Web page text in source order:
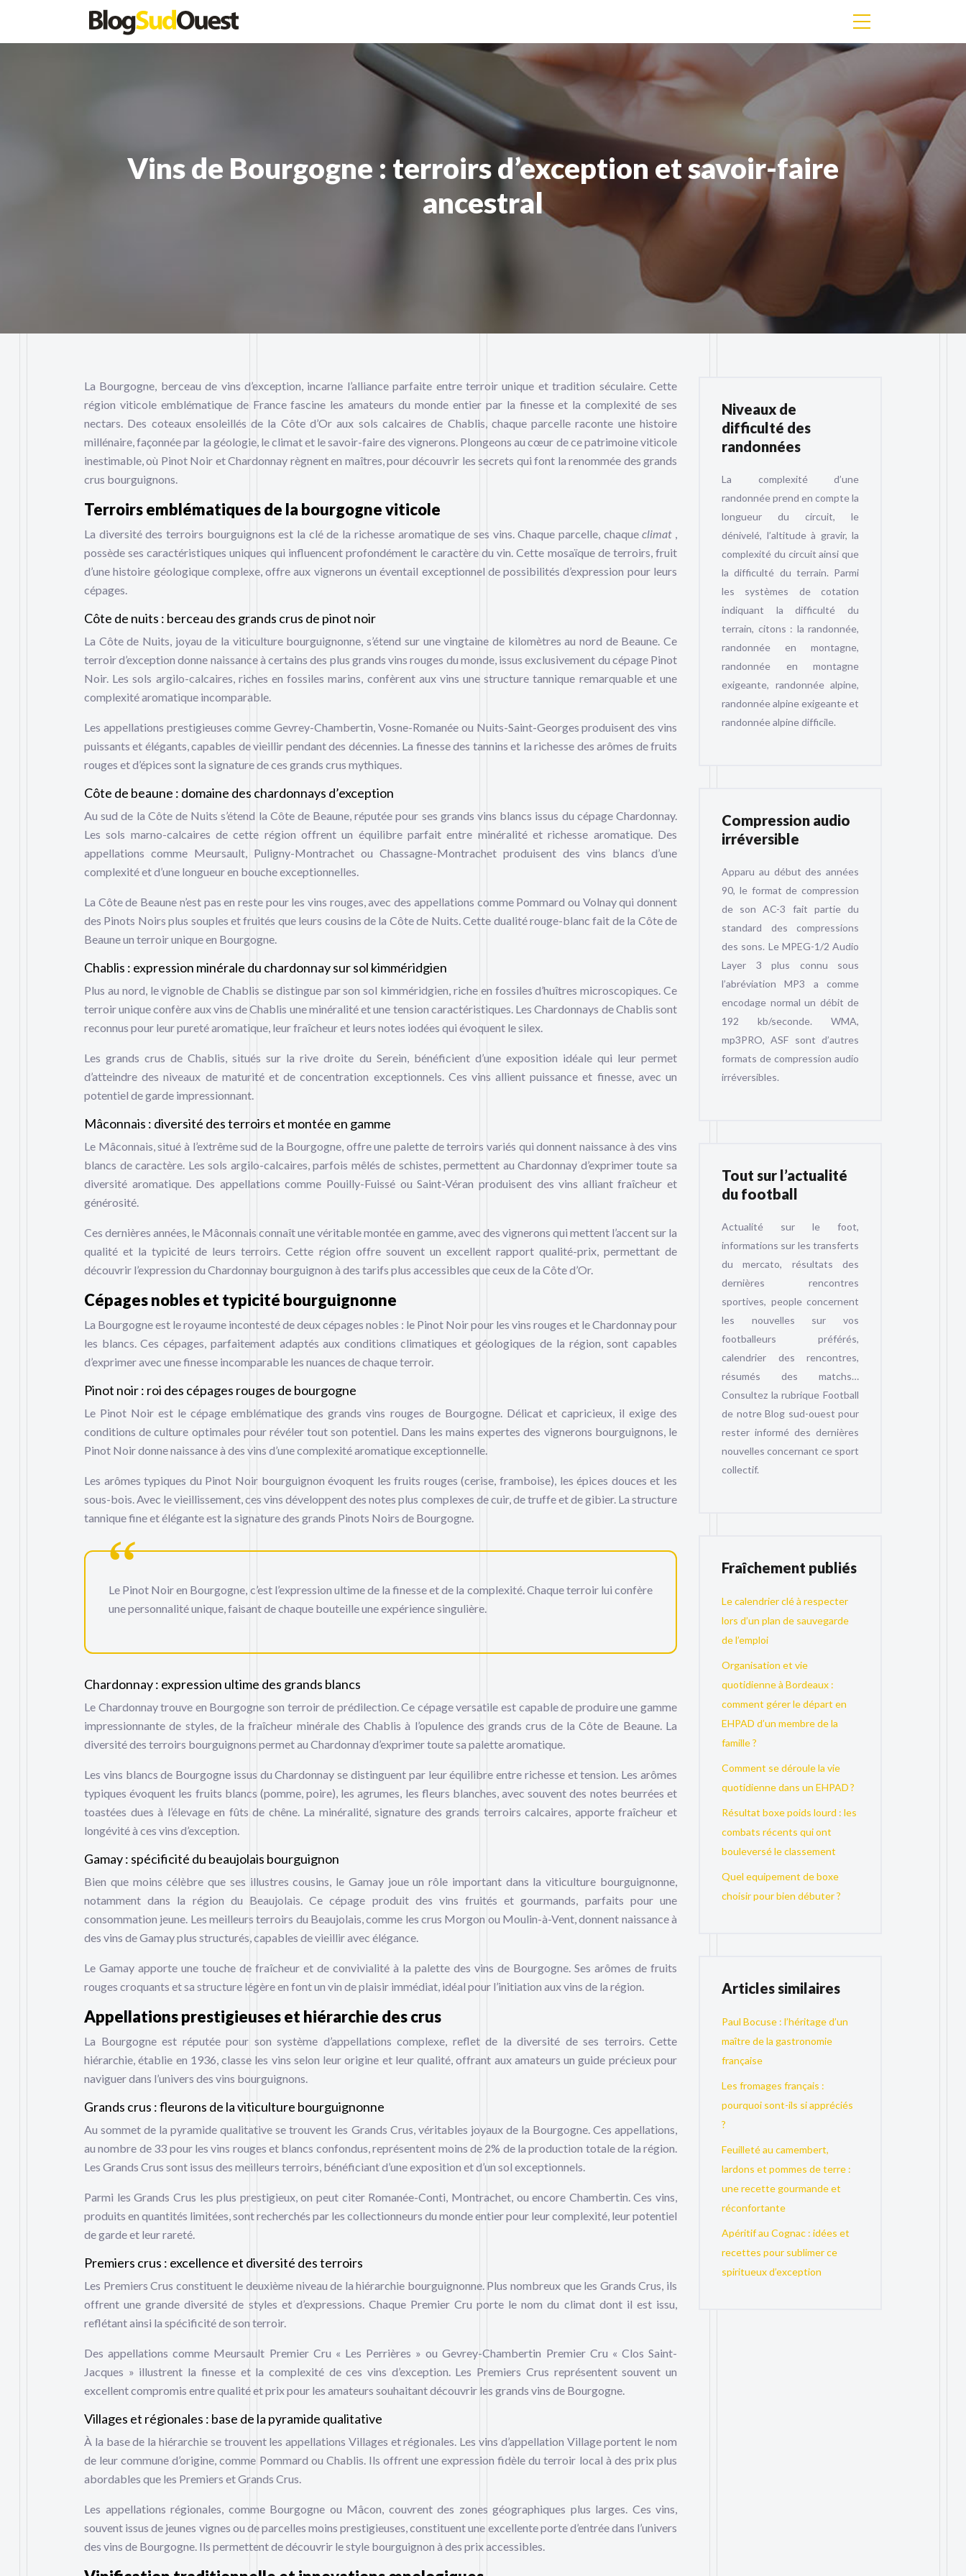
Vins de Bourgogne : terroirs d’exception et savoir-faire
ancestral
La Bourgogne, berceau de vins d’exception, incarne l’alliance parfaite entre terroir unique et tradition séculaire. Cette
région viticole emblématique de France fascine les amateurs du monde entier par la finesse et la complexité de ses
nectars. Des coteaux ensoleillés de la Côte d’Or aux sols calcaires de Chablis, chaque parcelle raconte une histoire
millénaire, façonnée par la géologie, le climat et le savoir-faire des vignerons. Plongeons au cœur de ce patrimoine viticole
inestimable, où Pinot Noir et Chardonnay règnent en maîtres, pour découvrir les secrets qui font la renommée des grands
crus bourguignons.
Terroirs emblématiques de la bourgogne viticole
La diversité des terroirs bourguignons est la clé de la richesse aromatique de ses vins. Chaque parcelle, chaqueclimat ,
possède ses caractéristiques uniques qui influencent profondément le caractère du vin. Cette mosaïque de terroirs, fruit
d’une histoire géologique complexe, offre aux vignerons un éventail exceptionnel de possibilités d’expression pour leurs
cépages.
Côte de nuits : berceau des grands crus de pinot noir
La Côte de Nuits, joyau de la viticulture bourguignonne, s’étend sur une vingtaine de kilomètres au nord de Beaune. Ce
terroir d’exception donne naissance à certains des plus grands vins rouges du monde, issus exclusivement du cépage Pinot
Noir. Les sols argilo-calcaires, riches en fossiles marins, confèrent aux vins une structure tannique remarquable et une
complexité aromatique incomparable.
Les appellations prestigieuses comme Gevrey-Chambertin, Vosne-Romanée ou Nuits-Saint-Georges produisent des vins
puissants et élégants, capables de vieillir pendant des décennies. La finesse des tannins et la richesse des arômes de fruits
rouges et d’épices sont la signature de ces grands crus mythiques.
Côte de beaune : domaine des chardonnays d’exception
Au sud de la Côte de Nuits s’étend la Côte de Beaune, réputée pour ses grands vins blancs issus du cépage Chardonnay.
Les sols marno-calcaires de cette région offrent un équilibre parfait entre minéralité et richesse aromatique. Des
appellations comme Meursault, Puligny-Montrachet ou Chassagne-Montrachet produisent des vins blancs d’une
complexité et d’une longueur en bouche exceptionnelles.
La Côte de Beaune n’est pas en reste pour les vins rouges, avec des appellations comme Pommard ou Volnay qui donnent
des Pinots Noirs plus souples et fruités que leurs cousins de la Côte de Nuits. Cette dualité rouge-blanc fait de la Côte de
Beaune un terroir unique en Bourgogne.
Chablis : expression minérale du chardonnay sur sol kimméridgien
Plus au nord, le vignoble de Chablis se distingue par son sol kimméridgien, riche en fossiles d’huîtres microscopiques. Ce
terroir unique confère aux vins de Chablis une minéralité et une tension caractéristiques. Les Chardonnays de Chablis sont
reconnus pour leur pureté aromatique, leur fraîcheur et leurs notes iodées qui évoquent le silex.
Les grands crus de Chablis, situés sur la rive droite du Serein, bénéficient d’une exposition idéale qui leur permet
d’atteindre des niveaux de maturité et de concentration exceptionnels. Ces vins allient puissance et finesse, avec un
potentiel de garde impressionnant.
Mâconnais : diversité des terroirs et montée en gamme
Le Mâconnais, situé à l’extrême sud de la Bourgogne, offre une palette de terroirs variés qui donnent naissance à des vins
blancs de caractère. Les sols argilo-calcaires, parfois mêlés de schistes, permettent au Chardonnay d’exprimer toute sa
diversité aromatique. Des appellations comme Pouilly-Fuissé ou Saint-Véran produisent des vins alliant fraîcheur et
générosité.
Ces dernières années, le Mâconnais connaît une véritable montée en gamme, avec des vignerons qui mettent l’accent sur la
qualité et la typicité de leurs terroirs. Cette région offre souvent un excellent rapport qualité-prix, permettant de
découvrir l’expression du Chardonnay bourguignon à des tarifs plus accessibles que ceux de la Côte d’Or.
Cépages nobles et typicité bourguignonne
La Bourgogne est le royaume incontesté de deux cépages nobles : le Pinot Noir pour les vins rouges et le Chardonnay pour
les blancs. Ces cépages, parfaitement adaptés aux conditions climatiques et géologiques de la région, sont capables
d’exprimer avec une finesse incomparable les nuances de chaque terroir.
Pinot noir : roi des cépages rouges de bourgogne
Le Pinot Noir est le cépage emblématique des grands vins rouges de Bourgogne. Délicat et capricieux, il exige des
conditions de culture optimales pour révéler tout son potentiel. Dans les mains expertes des vignerons bourguignons, le
Pinot Noir donne naissance à des vins d’une complexité aromatique exceptionnelle.
Les arômes typiques du Pinot Noir bourguignon évoquent les fruits rouges (cerise, framboise), les épices douces et les
sous-bois. Avec le vieillissement, ces vins développent des notes plus complexes de cuir, de truffe et de gibier. La structure
tannique fine et élégante est la signature des grands Pinots Noirs de Bourgogne.
Le Pinot Noir en Bourgogne, c’est l’expression ultime de la finesse et de la complexité. Chaque terroir lui confère
une personnalité unique, faisant de chaque bouteille une expérience singulière.
Chardonnay : expression ultime des grands blancs
Le Chardonnay trouve en Bourgogne son terroir de prédilection. Ce cépage versatile est capable de produire une gamme
impressionnante de styles, de la fraîcheur minérale des Chablis à l’opulence des grands crus de la Côte de Beaune. La
diversité des terroirs bourguignons permet au Chardonnay d’exprimer toute sa palette aromatique.
Les vins blancs de Bourgogne issus du Chardonnay se distinguent par leur équilibre entre richesse et tension. Les arômes
typiques évoquent les fruits blancs (pomme, poire), les agrumes, les fleurs blanches, avec souvent des notes beurrées et
toastées dues à l’élevage en fûts de chêne. La minéralité, signature des grands terroirs calcaires, apporte fraîcheur et
longévité à ces vins d’exception.
Gamay : spécificité du beaujolais bourguignon
Bien que moins célèbre que ses illustres cousins, le Gamay joue un rôle important dans la viticulture bourguignonne,
notamment dans la région du Beaujolais. Ce cépage produit des vins fruités et gourmands, parfaits pour une
consommation jeune. Les meilleurs terroirs du Beaujolais, comme les crus Morgon ou Moulin-à-Vent, donnent naissance à
des vins de Gamay plus structurés, capables de vieillir avec élégance.
Le Gamay apporte une touche de fraîcheur et de convivialité à la palette des vins de Bourgogne. Ses arômes de fruits
rouges croquants et sa structure légère en font un vin de plaisir immédiat, idéal pour l’initiation aux vins de la région.
Appellations prestigieuses et hiérarchie des crus
La Bourgogne est réputée pour son système d’appellations complexe, reflet de la diversité de ses terroirs. Cette
hiérarchie, établie en 1936, classe les vins selon leur origine et leur qualité, offrant aux amateurs un guide précieux pour
naviguer dans l’univers des vins bourguignons.
Grands crus : fleurons de la viticulture bourguignonne
Au sommet de la pyramide qualitative se trouvent les Grands Crus, véritables joyaux de la Bourgogne. Ces appellations,
au nombre de 33 pour les vins rouges et blancs confondus, représentent moins de 2% de la production totale de la région.
Les Grands Crus sont issus des meilleurs terroirs, bénéficiant d’une exposition et d’un sol exceptionnels.
Parmi les Grands Crus les plus prestigieux, on peut citer Romanée-Conti, Montrachet, ou encore Chambertin. Ces vins,
produits en quantités limitées, sont recherchés par les collectionneurs du monde entier pour leur complexité, leur potentiel
de garde et leur rareté.
Premiers crus : excellence et diversité des terroirs
Les Premiers Crus constituent le deuxième niveau de la hiérarchie bourguignonne. Plus nombreux que les Grands Crus, ils
offrent une grande diversité de styles et d’expressions. Chaque Premier Cru porte le nom du climat dont il est issu,
reflétant ainsi la spécificité de son terroir.
Des appellations comme Meursault Premier Cru « Les Perrières » ou Gevrey-Chambertin Premier Cru « Clos Saint-
Jacques » illustrent la finesse et la complexité de ces vins d’exception. Les Premiers Crus représentent souvent un
excellent compromis entre qualité et prix pour les amateurs souhaitant découvrir les grands vins de Bourgogne.
Villages et régionales : base de la pyramide qualitative
À la base de la hiérarchie se trouvent les appellations Villages et régionales. Les vins d’appellation Village portent le nom
de leur commune d’origine, comme Pommard ou Chablis. Ils offrent une expression fidèle du terroir local à des prix plus
abordables que les Premiers et Grands Crus.
Les appellations régionales, comme Bourgogne ou Mâcon, couvrent des zones géographiques plus larges. Ces vins,
souvent issus de jeunes vignes ou de parcelles moins prestigieuses, constituent une excellente porte d’entrée dans l’univers
des vins de Bourgogne. Ils permettent de découvrir le style bourguignon à des prix accessibles.
Niveaux de
difficulté des
randonnées
La complexité d’une
randonnée prend en compte la
longueur du circuit, le
dénivelé, l’altitude à gravir, la
complexité du circuit ainsi que
la difficulté du terrain. Parmi
les systèmes de cotation
indiquant la difficulté du
terrain, citons : la randonnée,
randonnée en montagne,
randonnée en montagne
exigeante, randonnée alpine,
randonnée alpine exigeante et
randonnée alpine difficile.
Compression audio
irréversible
Apparu au début des années
90, le format de compression
de son AC-3 fait partie du
standard des compressions
des sons. Le MPEG-1/2 Audio
Layer 3 plus connu sous
l’abréviation MP3 a comme
encodage normal un débit de
192 kb/seconde. WMA,
mp3PRO, ASF sont d’autres
formats de compression audio
irréversibles.
Tout sur l’actualité
du football
Actualité sur le foot,
informations sur les transferts
du mercato, résultats des
dernières rencontres
sportives, people concernent
les nouvelles sur vos
footballeurs préférés,
calendrier des rencontres,
résumés des matchs…
Consultez la rubrique Football
de notre Blog sud-ouest pour
rester informé des dernières
nouvelles concernant ce sport
collectif.
Fraîchement publiés
Le calendrier clé à respecter
lors d’un plan de sauvegarde
de l’emploi
Organisation et vie
quotidienne à Bordeaux :
comment gérer le départ en
EHPAD d’un membre de la
famille ?
Comment se déroule la vie
quotidienne dans un EHPAD ?
Résultat boxe poids lourd : les
combats récents qui ont
bouleversé le classement
Quel equipement de boxe
choisir pour bien débuter ?
Articles similaires
Paul Bocuse : l’héritage d’un
maître de la gastronomie
française
Les fromages français :
pourquoi sont-ils si appréciés
?
Feuilleté au camembert,
lardons et pommes de terre :
une recette gourmande et
réconfortante
Apéritif au Cognac : idées et
recettes pour sublimer ce
spiritueux d’exception